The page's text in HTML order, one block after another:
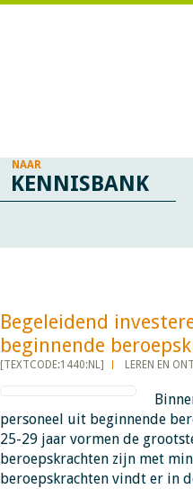
NAAR
KENNISBANK
Begeleidend
beginnende
[TEXTCODE:1440:NL] LEREN EN
personeel uit beginnende
25-29 jaar vormen de
beroepskrachten zijn met
beroepskrachten vindt er in